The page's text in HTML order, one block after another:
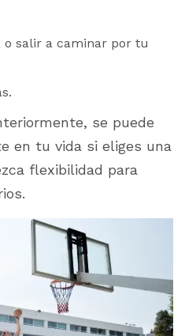
o salir a caminar por tu
se puede
en tu vida si eliges una
flexibilidad para